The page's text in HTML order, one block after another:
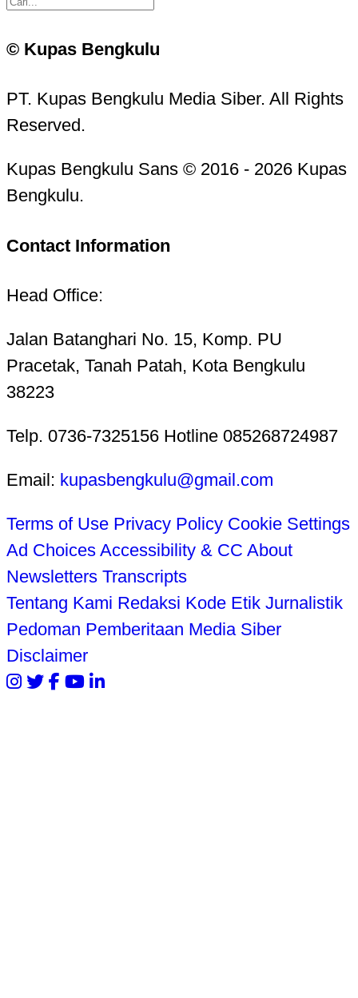
© Kupas Bengkulu
PT. Kupas Bengkulu Media Siber. All Rights
Reserved.
Kupas Bengkulu Sans © 2016 - 2026 Kupas
Bengkulu.
Contact Information
Head Office:
Jalan Batanghari No. 15, Komp. PU
Pracetak, Tanah Patah, Kota Bengkulu
38223
Telp. 0736-7325156 Hotline 085268724987
Email: kupasbengkulu@gmail.com
Terms of Use Privacy Policy Cookie Settings
Ad Choices Accessibility & CC About
Newsletters Transcripts
Tentang Kami Redaksi Kode Etik Jurnalistik
Pedoman Pemberitaan Media Siber
Disclaimer